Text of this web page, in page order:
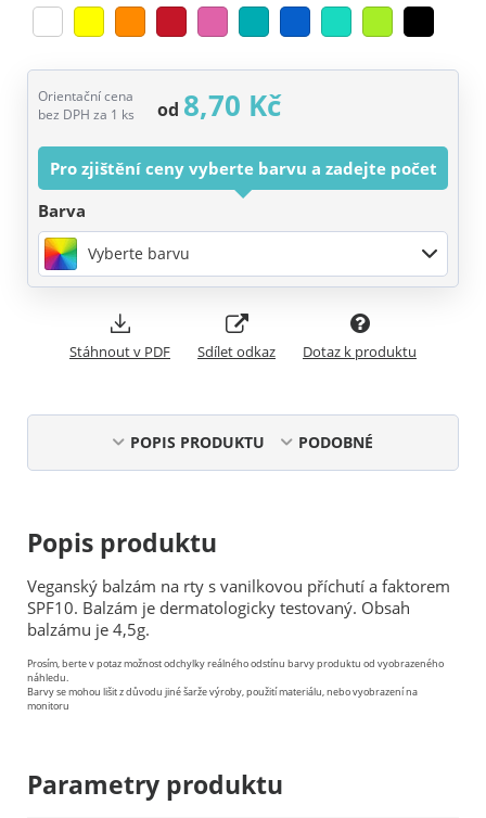
Orientační cena
bez DPH za 1 ks
od 8,70 Kč
Pro zjištění ceny vyberte barvu a zadejte počet
Barva
Vyberte barvu
Stáhnout v PDF Sdílet odkaz Dotaz k produktu
POPIS PRODUKTU PODOBNÉ
Popis produktu
Veganský balzám na rty s vanilkovou příchutí a faktorem
SPF10. Balzám je dermatologicky testovaný. Obsah
balzámu je 4,5g.
Prosím, berte v potaz možnost odchylky reálného odstínu barvy produktu od vyobrazeného
náhledu.
Barvy se mohou lišit z důvodu jiné šarže výroby, použití materiálu, nebo vyobrazení na
monitoru
Parametry produktu